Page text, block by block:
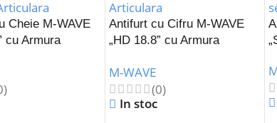
Cheie M-WAVE
cu Armura
Antifurt cu Cifru M-WAVE
„HD 18.8” cu Armura
M-WAVE
(0)
In stoc